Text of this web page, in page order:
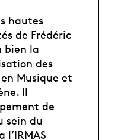
hautes
de Frédéric
bien la
des
Musique et
Il
de
sein du